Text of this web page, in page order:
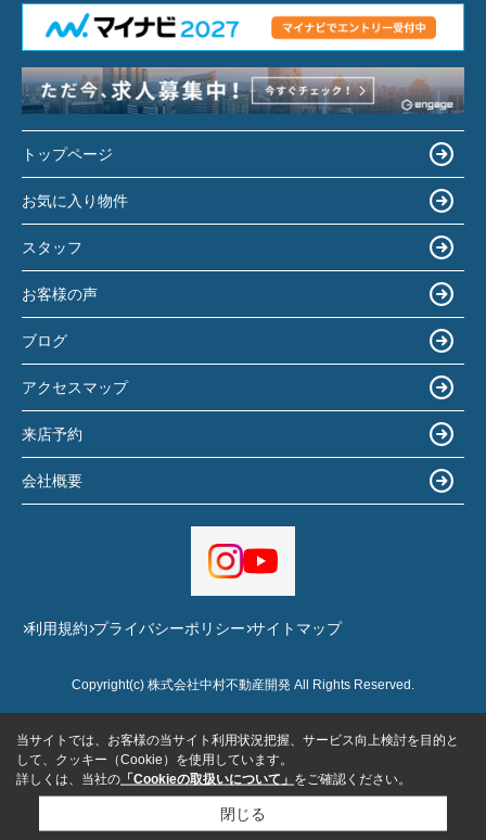
トップページ
お気に入り物件
スタッフ
お客様の声
ブログ
アクセスマップ
来店予約
会社概要
利用規約 プライバシーポリシー サイトマップ
Copyright(c) 株式会社中村不動産開発 All Rights Reserved.
当サイトでは、お客様の当サイト利用状況把握、サービス向上検討を目的と
して、クッキー（Cookie）を使用しています。
詳しくは、当社の 「Cookieの取扱いについて」 をご確認ください。
閉じる